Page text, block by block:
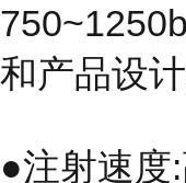
和产品设计
●注射速度